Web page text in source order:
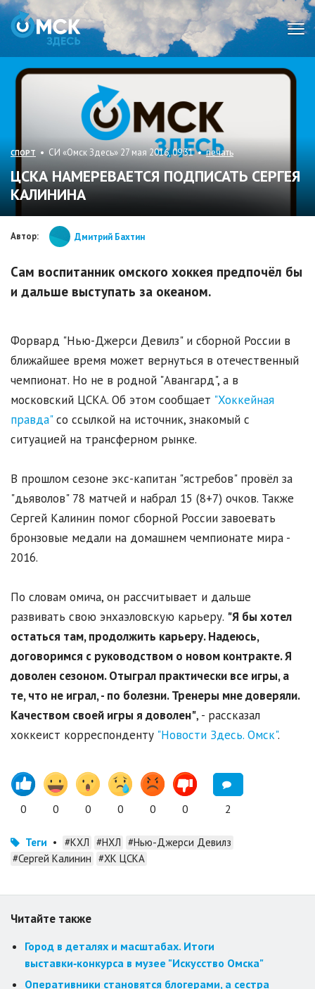
СПОРТ • СИ «Омск Здесь» 27 мая 2016, 09:31 •печать
ЦСКА НАМЕРЕВАЕТСЯ ПОДПИСАТЬ СЕРГЕЯ
КАЛИНИНА
Автор: Дмитрий Бахтин
Сам воспитанник омского хоккея предпочёл бы
и дальше выступать за океаном.
Форвард "Нью-Джерси Девилз" и сборной России в
ближайшее время может вернуться в отечественный
чемпионат. Но не в родной "Авангард", а в
московский ЦСКА. Об этом сообщает "Хоккейная
правда"со ссылкой на источник, знакомый с
ситуацией на трансферном рынке.
В прошлом сезоне экс-капитан "ястребов" провёл за
"дьяволов" 78 матчей и набрал 15 (8+7) очков. Также
Сергей Калинин помог сборной России завоевать
бронзовые медали на домашнем чемпионате мира -
2016.
По словам омича, он рассчитывает и дальше
развивать свою энхаэловскую карьеру. "Я бы хотел
остаться там, продолжить карьеру. Надеюсь,
договоримся с руководством о новом контракте. Я
доволен сезоном. Отыграл практически все игры, а
те, что не играл, - по болезни. Тренеры мне доверяли.
Качеством своей игры я доволен", - рассказал
хоккеист корреспонденту "Новости Здесь. Омск".
0 0 0 0 0 0 2
Теги • #КХЛ #НХЛ #Нью-Джерси Девилз
#Сергей Калинин #ХК ЦСКА
Читайте также
Город в деталях и масштабах. Итоги
выставки‑конкурса в музее "Искусство Омска"
Оперативники становятся блогерами, а сестра